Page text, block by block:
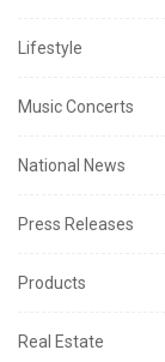
Lifestyle
Music Concerts
National News
Press Releases
Products
Real Estate